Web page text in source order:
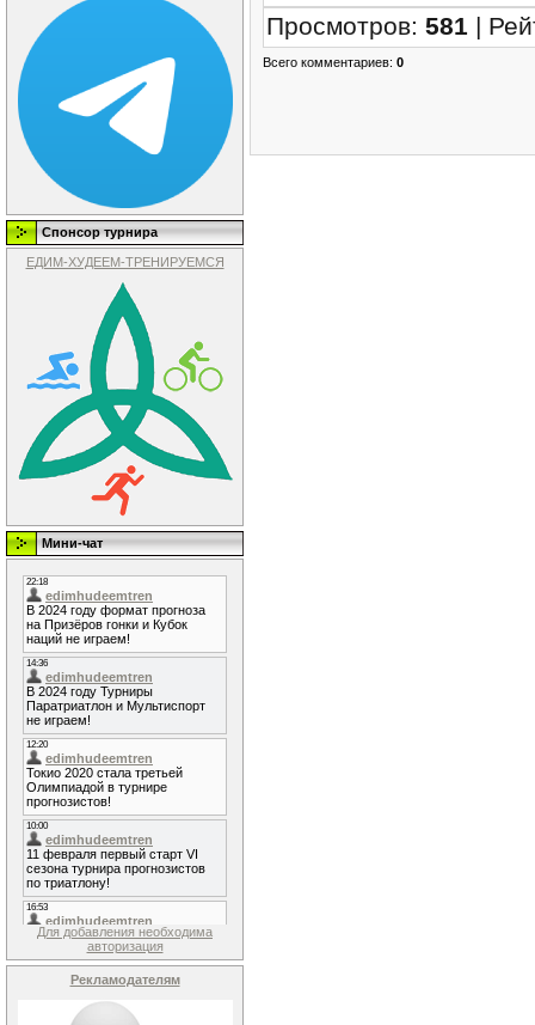
Спонсор турнира
ЕДИМ-ХУДЕЕМ-ТРЕНИРУЕМСЯ
Мини-чат
Для добавления необходима
авторизация
Рекламодателям
Просмотров: 581 |
Всего комментариев: 0